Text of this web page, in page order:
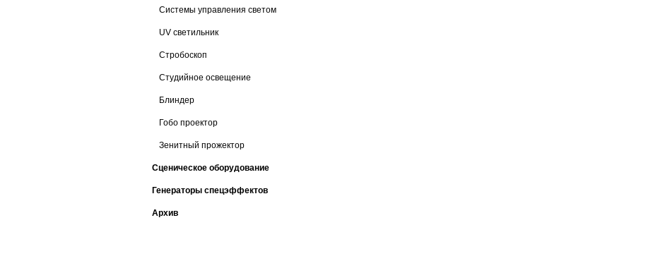
Системы управления светом
UV светильник
Стробоскоп
Студийное освещение
Блиндер
Гобо проектор
Зенитный прожектор
Сценическое оборудование
Генераторы спецэффектов
Архив